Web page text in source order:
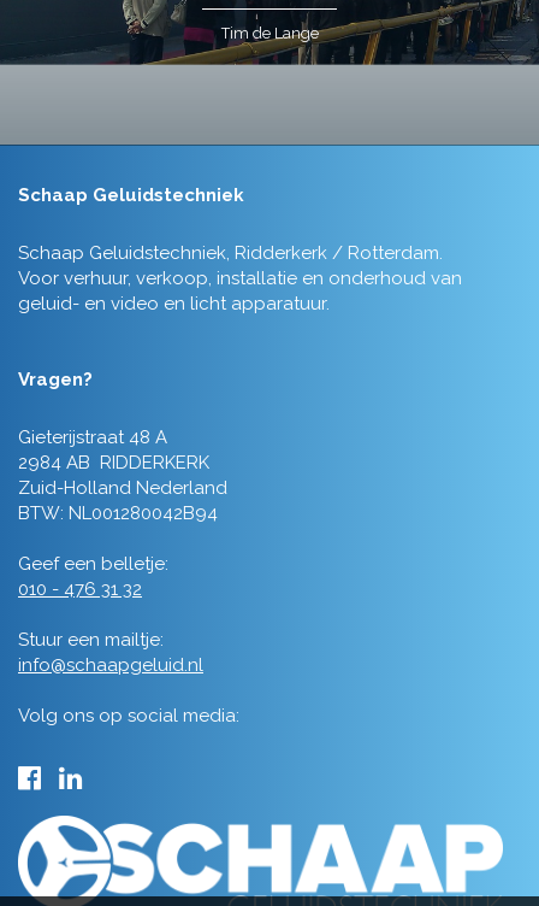
Tim de Lange
Schaap Geluidstechniek
Schaap Geluidstechniek, Ridderkerk / Rotterdam.
Voor verhuur, verkoop, installatie en onderhoud van
geluid- en video en licht apparatuur.
Vragen?
Gieterijstraat 48 A
2984 AB RIDDERKERK
Zuid-Holland Nederland
BTW: NL001280042B94
Geef een belletje:
010 - 476 31 32
Stuur een mailtje:
info@schaapgeluid.nl
Volg ons op social media: